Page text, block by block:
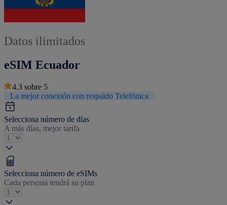
Datos ilimitados
eSIM Ecuador
4.3 sobre 5
La mejor conexión con respaldo Telefónica
Selecciona número de días
A más días, mejor tarifa
Selecciona número de eSIMs
Cada persona tendrá su plan